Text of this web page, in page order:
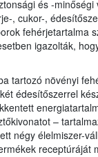
és -
, cukor-,
fehérjetartalma
igazolták,
tartozó növényi
édesítőszerrel
–
négy élelmiszer-
receptúráját